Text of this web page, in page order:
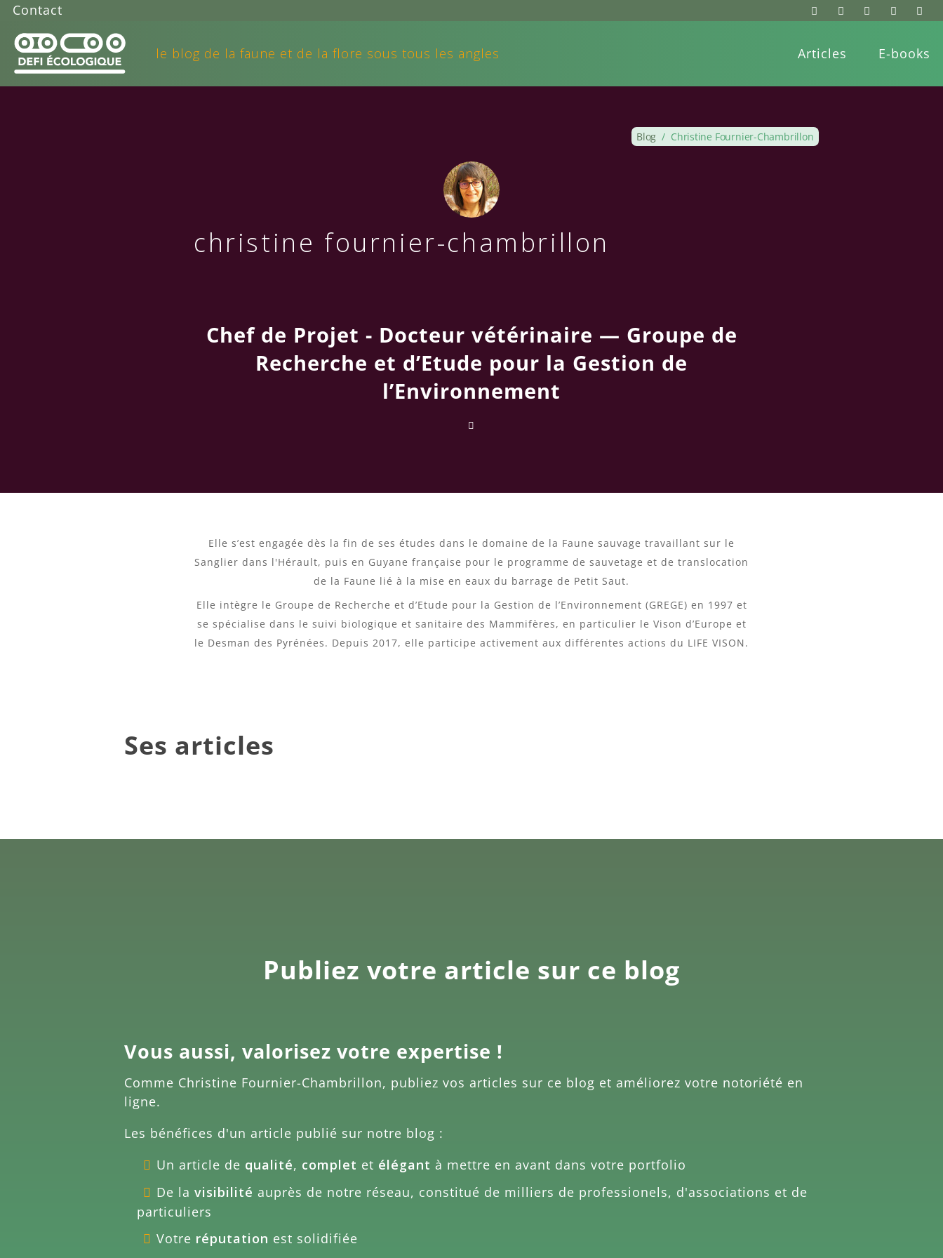
Contact
le blog de la faune et de la flore sous tous les angles Articles E-books
Blog / Christine Fournier-Chambrillon
christine fournier-chambrillon
Chef de Projet - Docteur vétérinaire — Groupe de
Recherche et d’Etude pour la Gestion de
l’Environnement
Elle s’est engagée dès la fin de ses études dans le domaine de la Faune sauvage travaillant sur le
Sanglier dans l'Hérault, puis en Guyane française pour le programme de sauvetage et de translocation
de la Faune lié à la mise en eaux du barrage de Petit Saut.
Elle intègre le Groupe de Recherche et d’Etude pour la Gestion de l’Environnement (GREGE) en 1997 et
se spécialise dans le suivi biologique et sanitaire des Mammifères, en particulier le Vison d’Europe et
le Desman des Pyrénées. Depuis 2017, elle participe activement aux différentes actions du LIFE VISON.
Ses articles
Publiez votre article sur ce blog
Vous aussi, valorisez votre expertise !
Comme Christine Fournier-Chambrillon, publiez vos articles sur ce blog et améliorez votre notoriété en
ligne.
Les bénéfices d'un article publié sur notre blog :
Un article de qualité, complet et élégant à mettre en avant dans votre portfolio
De lavisibilité auprès de notre réseau, constitué de milliers de professionels, d'associations et de
particuliers
Votre réputation est solidifiée